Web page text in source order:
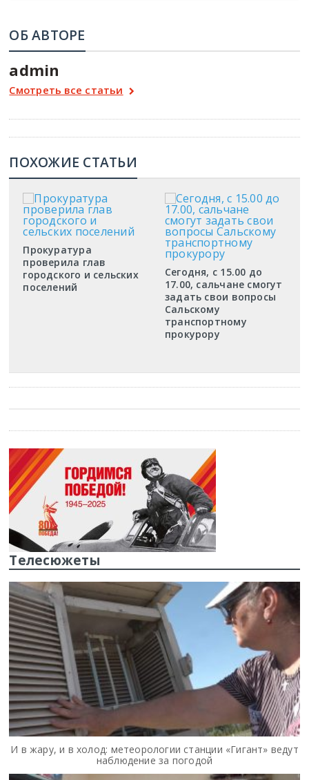
ОБ АВТОРЕ
admin
Смотреть все статьи
ПОХОЖИЕ СТАТЬИ
Прокуратура
проверила глав
городского и сельских
поселений
Сегодня, с 15.00 до
17.00, сальчане смогут
задать свои вопросы
Сальскому
транспортному
прокурору
Телесюжеты
И в жару, и в холод: метеорологии станции «Гигант» ведут
наблюдение за погодой